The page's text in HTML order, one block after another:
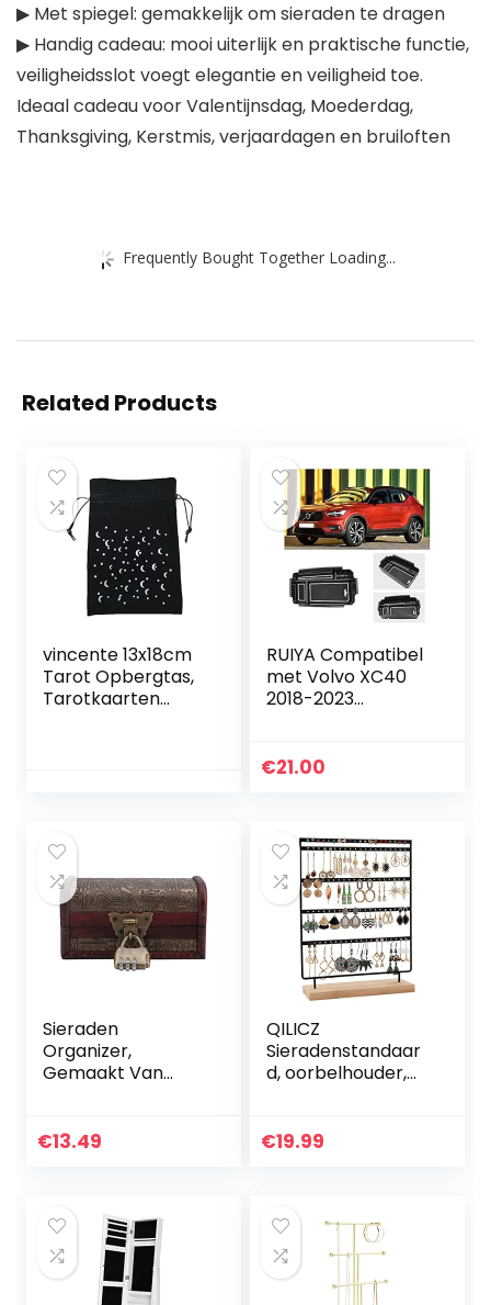
▶ Met spiegel: gemakkelijk om sieraden te dragen
▶ Handig cadeau: mooi uiterlijk en praktische functie,
veiligheidsslot voegt elegantie en veiligheid toe.
Ideaal cadeau voor Valentijnsdag, Moederdag,
Thanksgiving, Kerstmis, verjaardagen en bruiloften
Frequently Bought Together Loading...
Related Products
vincente 13x18cm
Tarot Opbergtas,
Tarotkaarten
RUIYA Compatibel
met Volvo XC40
2018-2023
organisator
€21.00
Sieraden
Organizer,
Gemaakt Van
Doos voor
Cosmetische…
€13.49
QILICZ
Sieradenstandaar
d, oorbelhouder,
5 etages, metalen
€19.99